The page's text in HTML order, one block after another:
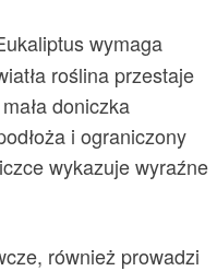
wymaga
roślina przestaje
doniczka
i ograniczony
wykazuje wyraźne
również prowadzi